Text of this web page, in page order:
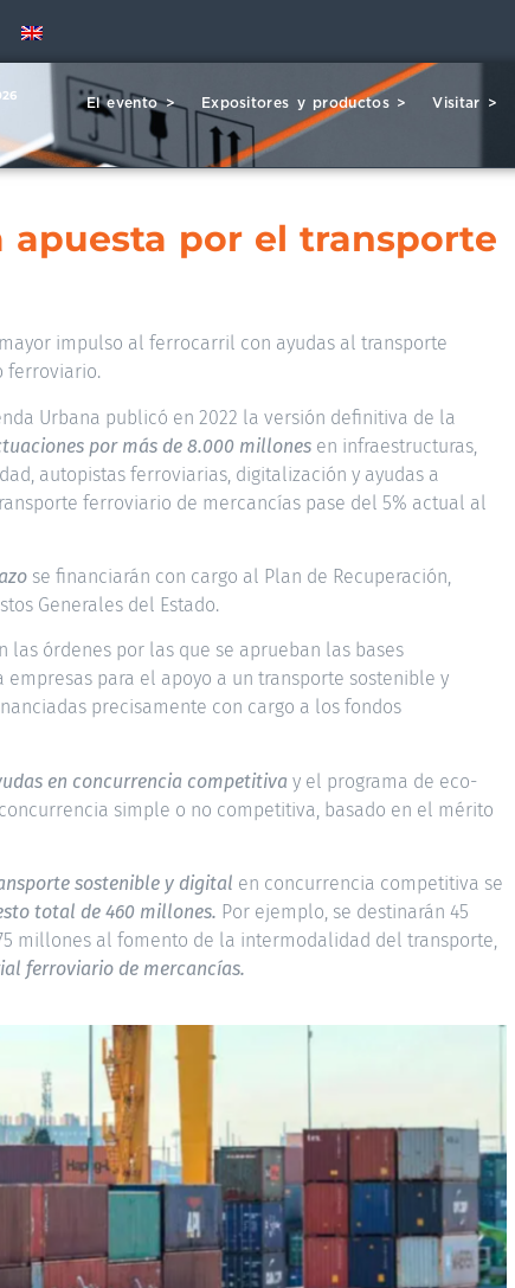
El evento > Expositores y productos > Visitar >
apuesta por el transporte
impulso al ferrocarril con ayudas al transporte
ferroviario.
Urbana publicó en 2022 la versión definitiva de la
por más de 8.000 millones en infraestructuras,
autopistas ferroviarias, digitalización y ayudas a
ferroviario de mercancías pase del 5% actual al
se financiarán con cargo al Plan de Recuperación,
Generales del Estado.
las órdenes por las que se aprueban las bases
para el apoyo a un transporte sostenible y
precisamente con cargo a los fondos
en concurrencia competitiva y el programa de eco-
simple o no competitiva, basado en el mérito
sostenible y digital en concurrencia competitiva se
total de 460 millones. Por ejemplo, se destinarán 45
millones al fomento de la intermodalidad del transporte,
ferroviario de mercancías.